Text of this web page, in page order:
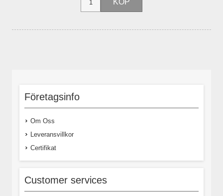
Företagsinfo
Om Oss
Leveransvillkor
Certifikat
Customer services